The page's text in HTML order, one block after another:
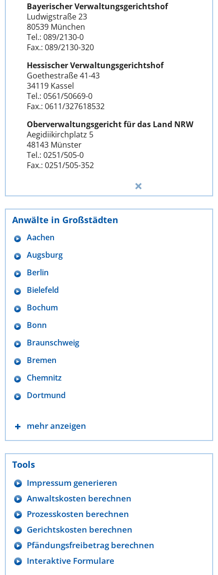
Bayerischer Verwaltungsgerichtshof
Ludwigstraße 23
80539 München
Tel.: 089/2130-0
Fax.: 089/2130-320
Hessischer Verwaltungsgerichtshof
Goethestraße 41-43
34119 Kassel
Tel.: 0561/50669-0
Fax.: 0611/327618532
Oberverwaltungsgericht für das Land NRW
Aegidiikirchplatz 5
48143 Münster
Tel.: 0251/505-0
Fax.: 0251/505-352
Anwälte in Großstädten
Aachen
Augsburg
Berlin
Bielefeld
Bochum
Bonn
Braunschweig
Bremen
Chemnitz
Dortmund
mehr anzeigen
Tools
Impressum generieren
Anwaltskosten berechnen
Prozesskosten berechnen
Gerichtskosten berechnen
Pfändungsfreibetrag berechnen
Interaktive Formulare